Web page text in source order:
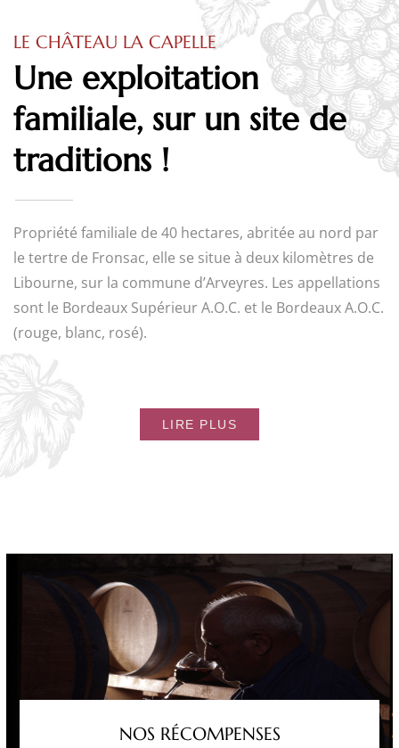
LE CHÂTEAU LA CAPELLE
Une exploitation
familiale, sur un site de
traditions !
Propriété familiale de 40 hectares, abritée au nord par
le tertre de Fronsac, elle se situe à deux kilomètres de
Libourne, sur la commune d’Arveyres. Les appellations
sont le Bordeaux Supérieur A.O.C. et le Bordeaux A.O.C.
(rouge, blanc, rosé).
LIRE PLUS
NOS RÉCOMPENSES